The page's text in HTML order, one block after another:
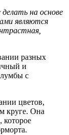
на основе
являются
разных
и
с
цветов,
круге. Она
которое